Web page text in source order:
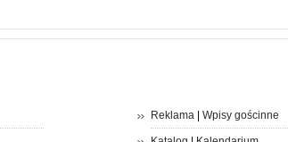
Reklama| Wpisy gościnne